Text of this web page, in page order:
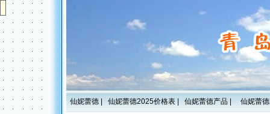
仙妮蕾德|仙妮蕾德2025价格表|仙妮蕾德产品|仙妮蕾德